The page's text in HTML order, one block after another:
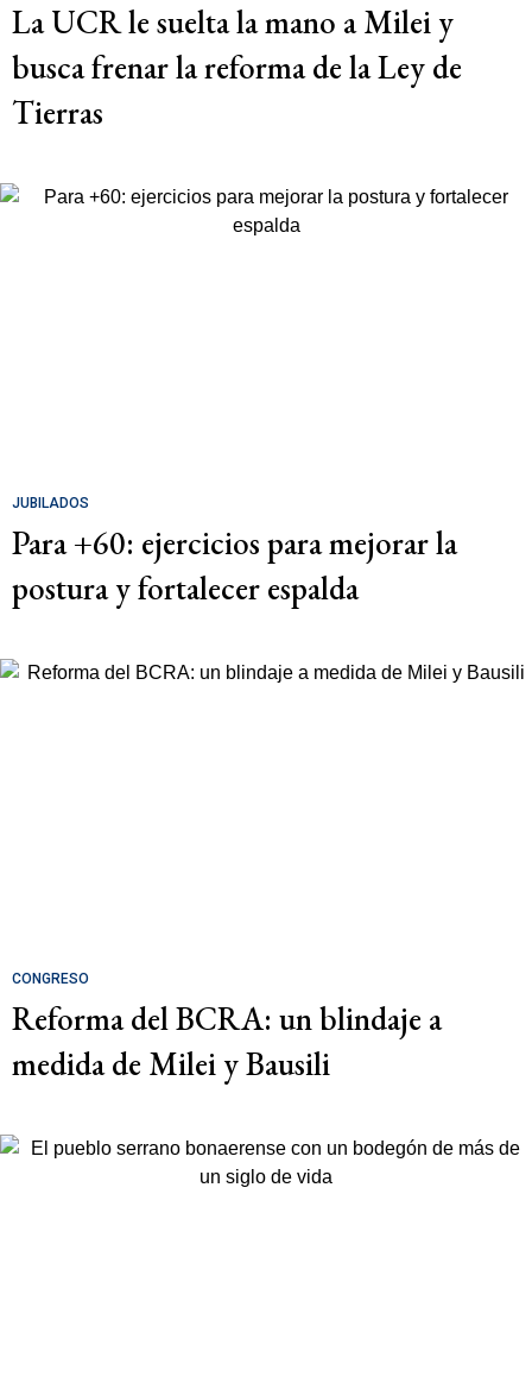
La UCR le suelta la mano a Milei y
busca frenar la reforma de la Ley de
Tierras
JUBILADOS
Para +60: ejercicios para mejorar la
postura y fortalecer espalda
CONGRESO
Reforma del BCRA: un blindaje a
medida de Milei y Bausili